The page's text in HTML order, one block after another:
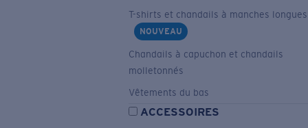
T-shirts et chandails à manches longues
NOUVEAU
Chandails à capuchon et chandails
molletonnés
Vêtements du bas
ACCESSOIRES